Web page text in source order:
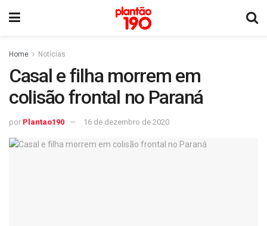
Home Notícias
Casal e filha morrem em
colisão frontal no Paraná
por Plantao190 16 de dezembro de 2020